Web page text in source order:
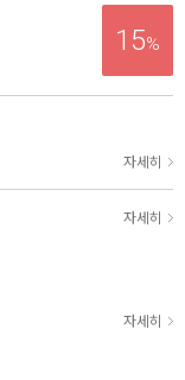
15%
자세히
자세히
자세히